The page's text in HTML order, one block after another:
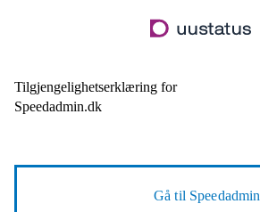
til
Tilgjengelighetserklæring for
Speedadmin.dk
Gå til